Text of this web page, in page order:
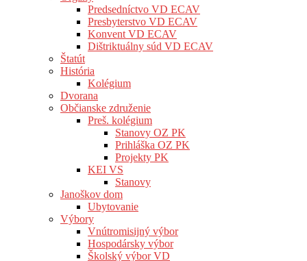
Predsedníctvo VD ECAV
Presbyterstvo VD ECAV
Konvent VD ECAV
Dištriktuálny súd VD ECAV
Štatút
História
Kolégium
Dvorana
Občianske združenie
Preš. kolégium
Stanovy OZ PK
Prihláška OZ PK
Projekty PK
KEI VS
Stanovy
Janoškov dom
Ubytovanie
Výbory
Vnútromisijný výbor
Hospodársky výbor
Školský výbor VD